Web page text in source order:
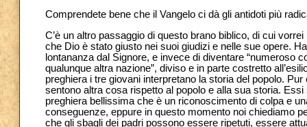
Comprendete bene che il Vangelo ci dà gli antidoti più
C’è un altro passaggio di questo brano biblico, di cui
che Dio è stato giusto nei suoi giudizi e nelle sue opere.
lontananza dal Signore, e invece di diventare “numeroso
qualunque altra nazione”, diviso e in parte costretto
preghiera i tre giovani interpretano la storia del popolo.
sentono altra cosa rispetto al popolo e alla sua storia.
preghiera bellissima che è un riconoscimento di colpa e
conseguenze, eppure in questo momento noi chiediamo
che gli sbagli dei padri possono essere ripetuti, essere